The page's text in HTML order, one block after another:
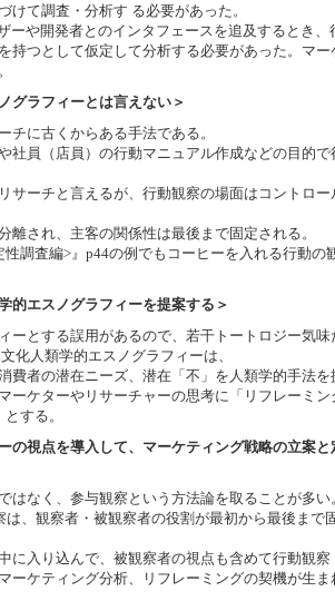
けて調査・分析す る必要があった。
ーや開発者とのインタフェースを追及するとき
持つとして仮定して分析する必要があった。マ
グラフィーとは言えない＞
チに古くからある手法である。
社員（店員）の行動マニュアル作成などの目的
サーチと言えるが、行動観察の場面はコントロ
離され、主客の関係性は最後まで固定される。
性調査編>』p44の例でもコーヒーを入れる行動
的エスノグラフィーを提案する＞
ーとする誤用があるので、若干トートロジー気味
化人類学的エスノグラフィーは、
費者の潜在ニーズ、潜在「不」を人類学的手法を
ーケターやリサーチャーの思考に「リフレーミン
する。
の視点を導入して、マーケティング戦略の立案
はなく、参与観察という方法論を取ることが多い
、観察者・被観察者の役割が最初から最後まで
に入り込んで、被観察者の視点も含めて行動観察
ーケティング分析、リフレーミングの契機が生